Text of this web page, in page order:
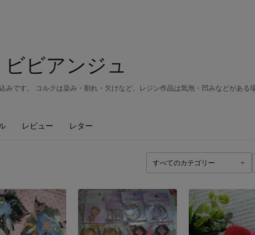
ビアンジュ
みです。 コルクは染み・割れ・欠けなど、レジン作品は気泡・凹みなどがある
レビュー レター